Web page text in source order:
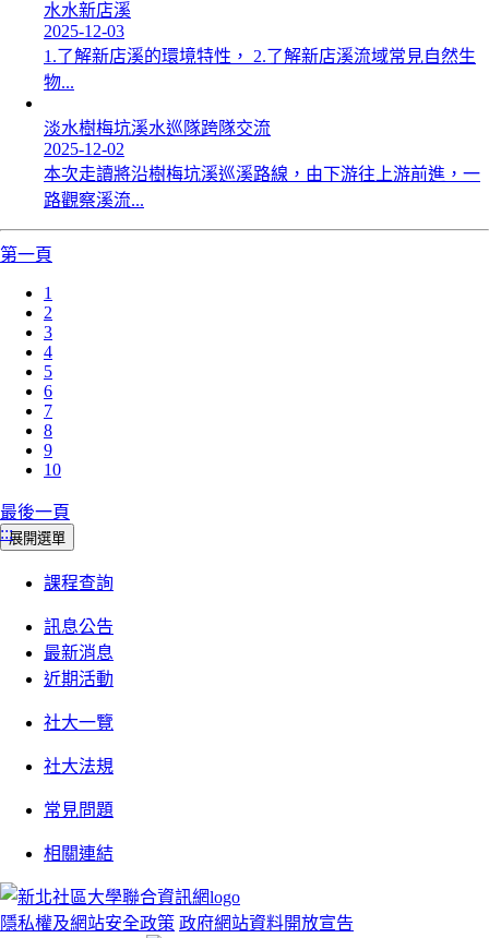
水水新店溪
2025-12-03
1.了解新店溪的環境特性， 2.了解新店溪流域常見自然生
物...
淡水樹梅坑溪水巡隊跨隊交流
2025-12-02
本次走讀將沿樹梅坑溪巡溪路線，由下游往上游前進，一
路觀察溪流...
第一頁
1
2
3
4
5
6
7
8
9
10
最後一頁
:::展開選單
課程查詢
訊息公告
最新消息
近期活動
社大一覽
社大法規
常見問題
相關連結
隱私權及網站安全政策 政府網站資料開放宣告